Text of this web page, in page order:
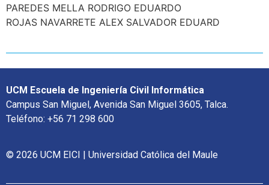
PAREDES MELLA RODRIGO EDUARDO
ROJAS NAVARRETE ALEX SALVADOR EDUARD
UCM Escuela de Ingeniería Civil Informática
Campus San Miguel, Avenida San Miguel 3605, Talca.
Teléfono: +56 71 298 600
© 2026 UCM EICI | Universidad Católica del Maule